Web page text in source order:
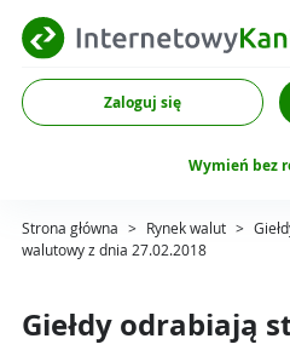
Zaloguj się
Wymień bez
Strona główna > Rynek walut >
walutowy z dnia 27.02.2018
Giełdy odrabiają